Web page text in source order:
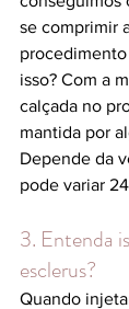
se comprimir
isso? Com a
calçada no
mantida por
Depende da
pode variar
3. Entenda
esclerus?
Quando